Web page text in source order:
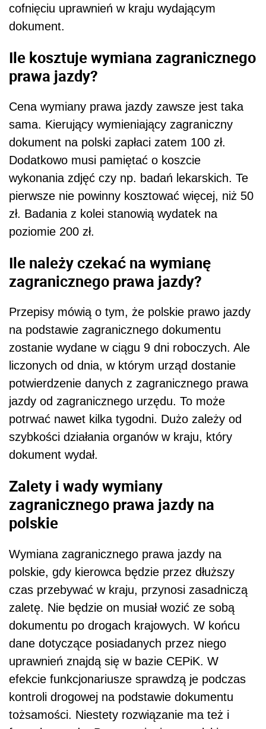
cofnięciu uprawnień w kraju wydającym
dokument.
Ile kosztuje wymiana zagranicznego
prawa jazdy?
Cena wymiany prawa jazdy zawsze jest taka
sama. Kierujący wymieniający zagraniczny
dokument na polski zapłaci zatem 100 zł.
Dodatkowo musi pamiętać o koszcie
wykonania zdjęć czy np. badań lekarskich. Te
pierwsze nie powinny kosztować więcej, niż 50
zł. Badania z kolei stanowią wydatek na
poziomie 200 zł.
Ile należy czekać na wymianę
zagranicznego prawa jazdy?
Przepisy mówią o tym, że polskie prawo jazdy
na podstawie zagranicznego dokumentu
zostanie wydane w ciągu 9 dni roboczych. Ale
liczonych od dnia, w którym urząd dostanie
potwierdzenie danych z zagranicznego prawa
jazdy od zagranicznego urzędu. To może
potrwać nawet kilka tygodni. Dużo zależy od
szybkości działania organów w kraju, który
dokument wydał.
Zalety i wady wymiany
zagranicznego prawa jazdy na
polskie
Wymiana zagranicznego prawa jazdy na
polskie, gdy kierowca będzie przez dłuższy
czas przebywać w kraju, przynosi zasadniczą
zaletę. Nie będzie on musiał wozić ze sobą
dokumentu po drogach krajowych. W końcu
dane dotyczące posiadanych przez niego
uprawnień znajdą się w bazie CEPiK. W
efekcie funkcjonariusze sprawdzą je podczas
kontroli drogowej na podstawie dokumentu
tożsamości. Niestety rozwiązanie ma też i